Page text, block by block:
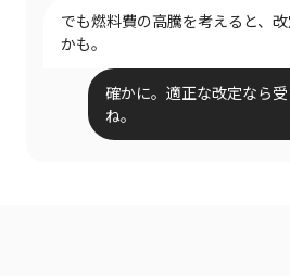
でも燃料費の高騰を考えると、
かも。
確かに。適正な改定なら
ね。